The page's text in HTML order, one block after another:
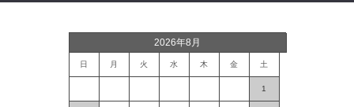
2026年8月
日 月 火 水 木 金 土
1